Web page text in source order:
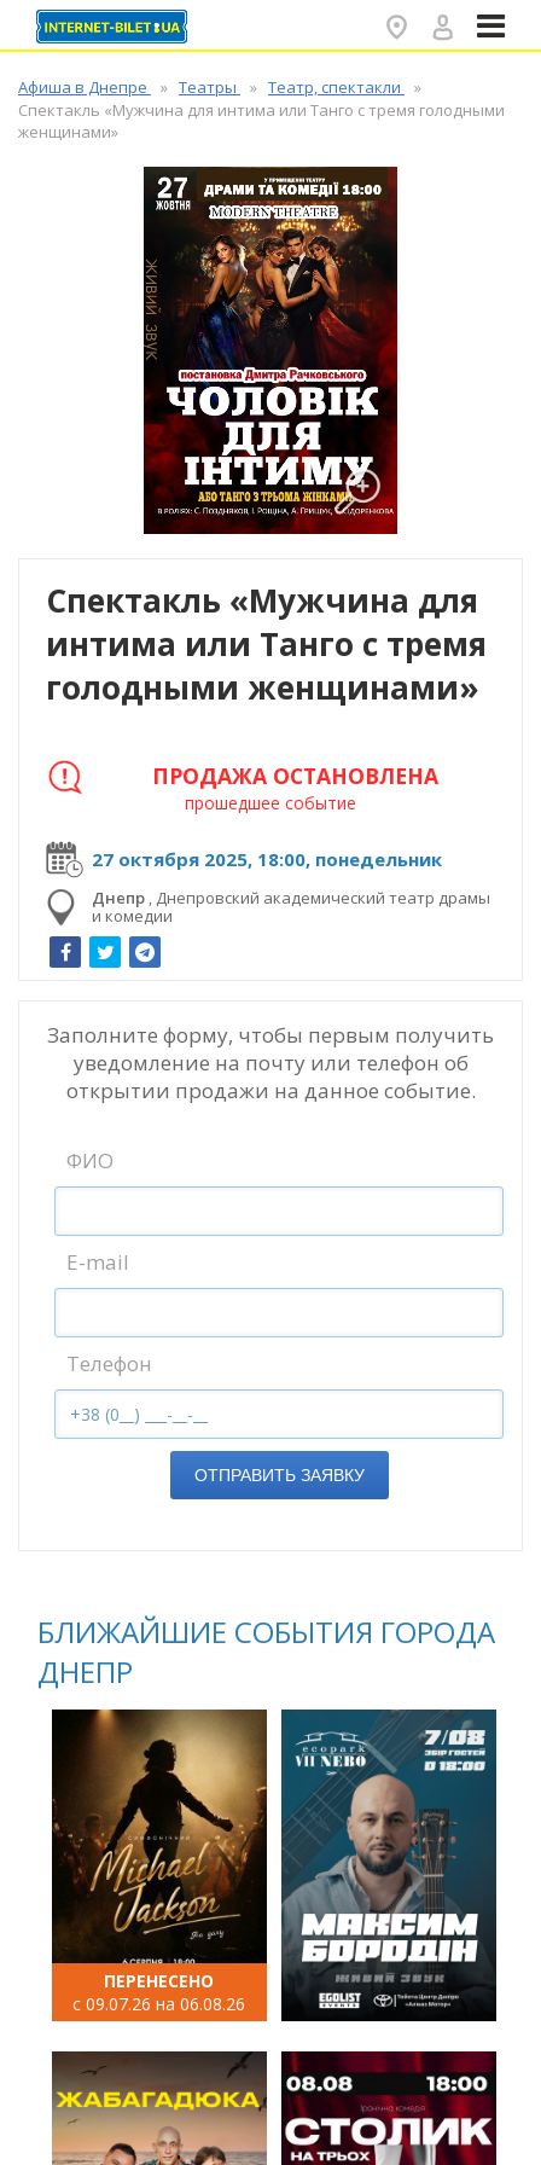
Афиша в Днепре Театры
Театр, спектакли
Спектакль «Мужчина для интима или Танго с тремя голодными
женщинами»
Спектакль «Мужчина для
интима или Танго с тремя
голодными женщинами»
27 октября 2025, 18:00, понедельник
Днепр , Днепровский академический театр драмы
и комедии
ПРОДАЖА ОСТАНОВЛЕНА
прошедшее событие
Заполните форму, чтобы первым получить
уведомление на почту или телефон об
открытии продажи на данное событие.
ФИО
E-mail
Телефон
ОТПРАВИТЬ ЗАЯВКУ
БЛИЖАЙШИЕ СОБЫТИЯ ГОРОДА
ДНЕПР
ПЕРЕНЕСЕНО
с 09.07.26 на 06.08.26